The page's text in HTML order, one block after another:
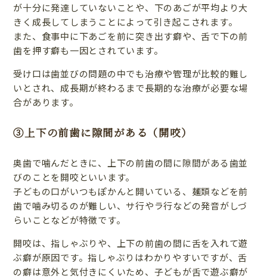
が十分に発達していないことや、下のあごが平均より大
きく成長してしまうことによって引き起こされます。
また、食事中に下あごを前に突き出す癖や、舌で下の前
歯を押す癖も一因とされています。
受け口は歯並びの問題の中でも治療や管理が比較的難し
いとされ、成長期が終わるまで長期的な治療が必要な場
合があります。
③上下の前歯に隙間がある（開咬）
奥歯で噛んだときに、上下の前歯の間に隙間がある歯並
びのことを開咬といいます。
子どもの口がいつもぽかんと開いている、麺類などを前
歯で噛み切るのが難しい、サ行やラ行などの発音がしづ
らいことなどが特徴です。
開咬は、指しゃぶりや、上下の前歯の間に舌を入れて遊
ぶ癖が原因です。指しゃぶりはわかりやすいですが、舌
の癖は意外と気付きにくいため、子どもが舌で遊ぶ癖が